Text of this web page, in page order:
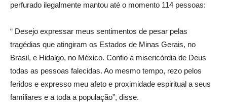
perfurado ilegalmente mantou até o momento 114 pessoas:
“ Desejo expressar meus sentimentos de pesar pelas
tragédias que atingiram os Estados de Minas Gerais, no
Brasil, e Hidalgo, no México. Confio à misericórdia de Deus
todas as pessoas falecidas. Ao mesmo tempo, rezo pelos
feridos e expresso meu afeto e proximidade espiritual a seus
familiares e a toda a população”, disse.